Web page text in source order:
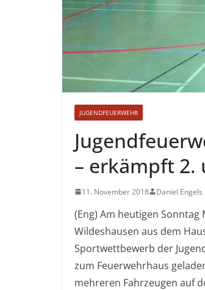
JUGENDFEUERWEHR
– erkämpft 2.
11. November 2018 Daniel Engels
(Eng) Am heutigen
Wildeshausen aus dem
Sportwettbewerb der
zum Feuerwehrhaus
mehreren Fahrzeugen auf